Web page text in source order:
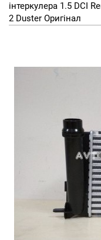
інтеркулера 1.5 DCI
2 Duster Оригінал